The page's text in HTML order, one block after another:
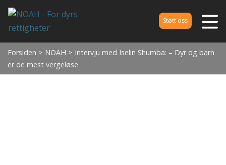
Støtt oss
Forsiden > NOAH > Intervju med Iselin Shumba: – Dyr og barn
er de mest vergeløse